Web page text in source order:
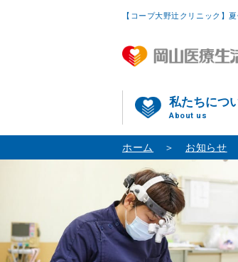
【コープ大野辻クリニック】
私たちにつ
About us
ホーム お知らせ